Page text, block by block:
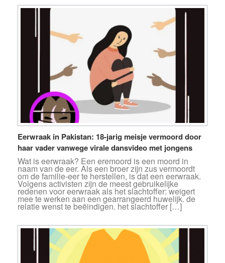
Eerwraak in Pakistan: 18-jarig meisje vermoord door
haar vader vanwege virale dansvideo met jongens
Wat is eerwraak? Een eremoord is een moord in
naam van de eer. Als een broer zijn zus vermoordt
om de familie-eer te herstellen, is dat een eerwraak.
Volgens activisten zijn de meest gebruikelijke
redenen voor eerwraak als het slachtoffer: weigert
mee te werken aan een gearrangeerd huwelijk. de
relatie wenst te beëindigen. het slachtoffer […]